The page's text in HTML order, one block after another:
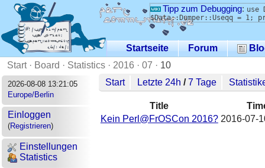
Tipp zum Debugging: use
$Data::Dumper::Useqq = 1;
Startseite Forum
Start· Board · Statistics · 2016 · 07 · 10
2026-08-08 13:21:05
Europe/Berlin
Einloggen
(Registrieren)
Einstellungen
Statistics
Start Letzte 24h /7 Tage
Title
Kein Perl@FrOSCon 2016? 2016-07-